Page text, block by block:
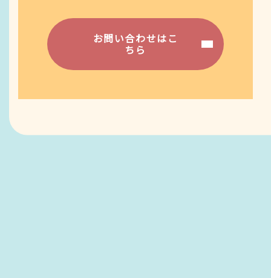
お問い合わせはこ
ちら